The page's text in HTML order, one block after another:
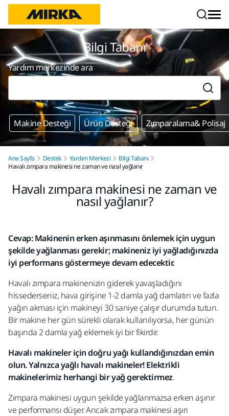
Bilgi Tabanı
Yardım merkezinde ara
Makine Desteği Ürün Desteği Zımparalama& Polisaj
Ana Sayfa Destek Yardım Merkezi
Bilgi Tabanı
Havalı zımpara makinesi ne zaman ve nasıl yağlanır
Havalı zımpara makinesi ne zaman ve
nasıl yağlanır?
Cevap: Makinenin erken aşınmasını önlemek için uygun
şekilde yağlanması gerekir; makineniz iyi yağladığınızda
iyi performans göstermeye devam edecektir.
Havalı zımpara makinenizin giderek yavaşladığını
hissederseniz, hava girişine 1-2 damla yağ damlatın ve fazla
yağın akması için makineyi 30 saniye çalışır durumda tutun.
Bir makine her gün sürekli olarak kullanılıyorsa, her günün
başında 2 damla yağ eklemek iyi bir fikirdir.
Havalı makineler için doğru yağı kullandığınızdan emin
olun. Yalnızca yağlı havalı makineler! Elektrikli
makinelerimiz herhangi bir yağ gerektirmez.
Zımpara makinesi uygun şekilde yağlanmazsa erken aşınır
ve performansı düşer. Ancak zımpara makinesi aşırı